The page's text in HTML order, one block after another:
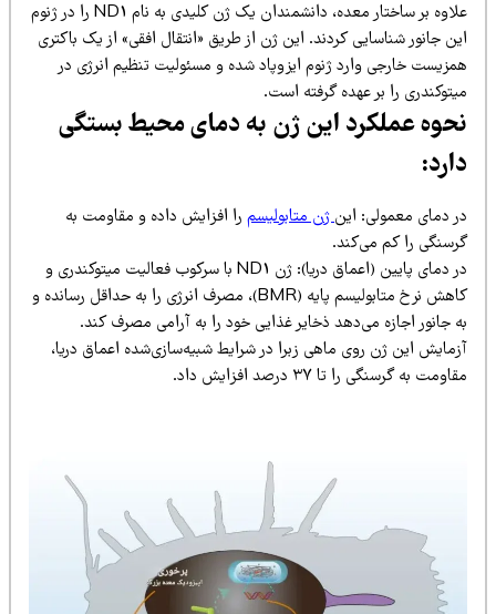
علاوه بر ساختار معده، دانشمندان یک ژن کلیدی به نام ND1 را در ژنوم
جانور شناسایی کردند. این ژن از طریق «انتقال افقی» از یک باکتری
خارجی وارد ژنوم ایزوپاد شده و مسئولیت تنظیم انرژی در
را بر عهده گرفته است.
عملکرد این ژن به دمای محیط بستگی
دمای معمولی: اینژن متابولیسمرا افزایش داده و مقاومت به
را کم می‌کند.
در دمای پایین (اعماق دریا): ژن ND1 با سرکوب فعالیت میتوکندری و
کاهش نرخ متابولیسم پایه (BMR)، مصرف انرژی را به حداقل رسانده و
جانور اجازه می‌دهد ذخایر غذایی خود را به آرامی مصرف کند.
این ژن روی ماهی زبرا در شرایط شبیه‌سازی‌شده اعماق دریا،
به گرسنگی را تا ۳۷ درصد افزایش داد.